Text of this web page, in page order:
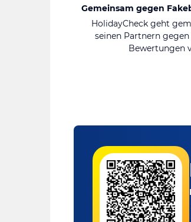
Gemeinsam gegen
HolidayCheck geht
seinen Partnern
Bewertungen